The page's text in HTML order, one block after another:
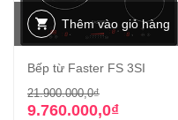
Thêm vào giỏ hàng
Bếp từ Faster FS 3SI
21.900.000,0₫Giá
gốc
9.760.000,0₫
Giá
hiện